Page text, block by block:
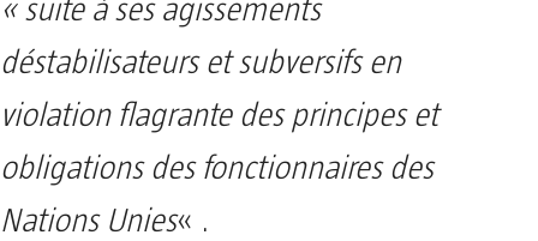
« suite à ses agissements
déstabilisateurs et subversifs en
violation flagrante des principes et
obligations des fonctionnaires des
Nations Unies« .